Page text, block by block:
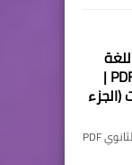
العربية للصف الثالث الثانوي PDF |
(الجزء
📘 تحميل كتاب الامتحان في اللغة العربية للصف الثالث الثانوي PDF